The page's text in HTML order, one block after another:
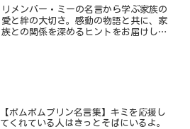
リメンバー・ミーの名言から学ぶ家族の
愛と絆の大切さ。感動の物語と共に、家
族との関係を深めるヒントをお届けしま
【ポムポムプリン名言集】キミを応援し
てくれている人はきっとそばにいるよ。